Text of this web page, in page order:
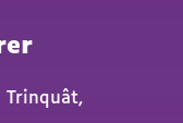
Trinquât,